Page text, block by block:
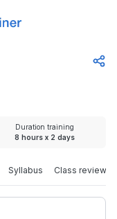
Syllabus Class review
Duration training
8 hours x 2 days